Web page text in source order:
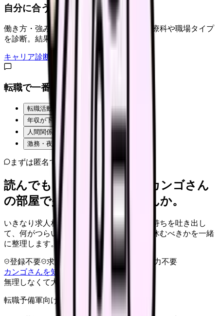
自分に合うキャリアタイプは？
働き方・強み・価値観から、向いている診療科や職場タイプ
を診断。結果に合う求人も表示。
キャリア診断をはじめる
転職で一番不安なことは？
転職活動そのものが不安
年収が下がるのが怖い
人間関係・職場の雰囲気
激務・夜勤の負担
まずは匿名で整理
読んでもまだ苦しいなら、カンゴさん
の部屋で少し話してみませんか。
いきなり求人相談には進みません。今の気持ちを吐き出し
て、何がつらいのか、辞めるべきか、少し休むべきかを一緒
に整理します。
登録不要 求人押し売りなし
病院名は入力不要
カンゴさんを知ってから相談する
無理しなくて大丈夫
転職予備軍向け